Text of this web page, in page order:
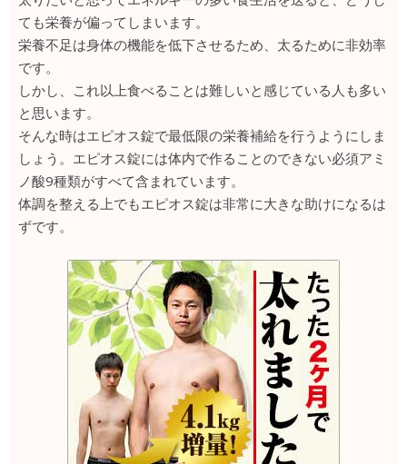
ても栄養が偏ってしまいます。
栄養不足は身体の機能を低下させるため、太るために非効率
です。
しかし、これ以上食べることは難しいと感じている人も多い
と思います。
そんな時はエピオス錠で最低限の栄養補給を行うようにしま
しょう。エピオス錠には体内で作ることのできない必須アミ
ノ酸9種類がすべて含まれています。
体調を整える上でもエピオス錠は非常に大きな助けになるは
ずです。